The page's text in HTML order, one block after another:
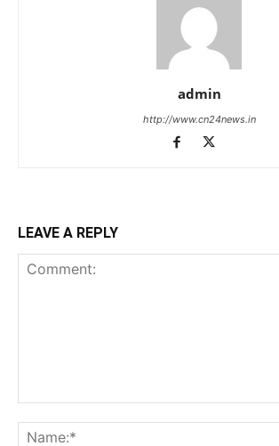
admin
http://www.cn24news.in
LEAVE A REPLY